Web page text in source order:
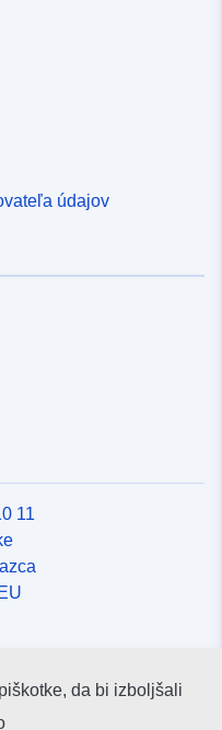
údajov
11
da bi izboljšali